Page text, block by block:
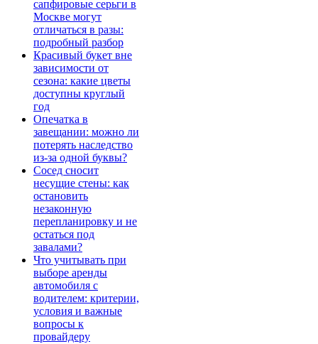
сапфировые серьги в
Москве могут
отличаться в разы:
подробный разбор
Красивый букет вне
зависимости от
сезона: какие цветы
доступны круглый
год
Опечатка в
завещании: можно ли
потерять наследство
из-за одной буквы?
Сосед сносит
несущие стены: как
остановить
незаконную
перепланировку и не
остаться под
завалами?
Что учитывать при
выборе аренды
автомобиля с
водителем: критерии,
условия и важные
вопросы к
провайдеру